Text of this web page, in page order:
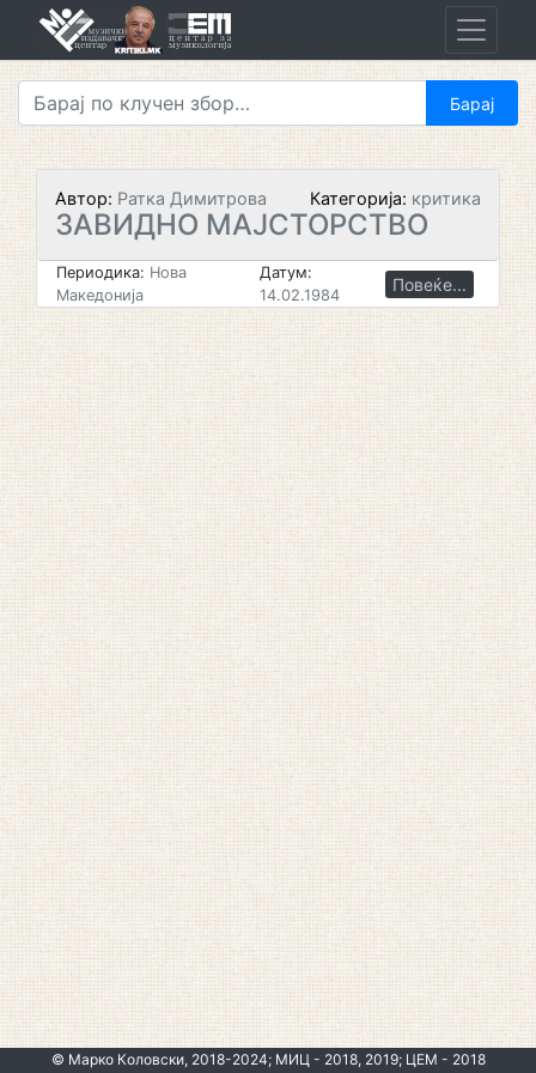
Автор: Ратка Димитрова Категорија: критика
ЗАВИДНО МАЈСТОРСТВО
Периодика: Нова
Македонија
Датум:
14.02.1984
Повеќе...
© Марко Коловски, 2018-2024; МИЦ - 2018, 2019; ЦЕМ - 2018